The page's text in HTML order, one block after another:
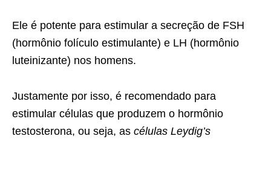
Ele é potente para estimular a secreção de FSH
(hormônio folículo estimulante) e LH (hormônio
luteinizante) nos homens.
Justamente por isso, é recomendado para
estimular células que produzem o hormônio
testosterona, ou seja, as células Leydig’s